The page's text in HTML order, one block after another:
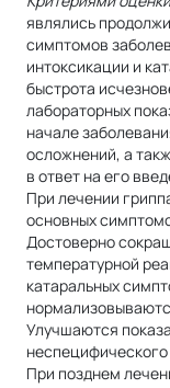
являлись
симптомов
интоксикации и
быстрота
лабораторных
начале
осложнений, а
в ответ на его
При лечении
основных
Достоверно
температурной
катаральных
Улучшаются
При позднем